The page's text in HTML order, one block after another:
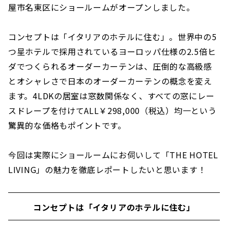
屋市名東区にショールームがオープンしました。
コンセプトは「イタリアのホテルに住む」。世界中の5
つ星ホテルで採用されているヨーロッパ仕様の2.5倍ヒ
ダでつくられるオーダーカーテンは、圧倒的な高級感
とオシャレさで日本のオーダーカーテンの概念を変え
ます。4LDKの居室は窓数関係なく、すべての窓にレー
スドレープを付けてALL￥298,000（税込）均一という
驚異的な価格もポイントです。
今回は実際にショールームにお伺いして「THE HOTEL
LIVING」の魅力を徹底レポートしたいと思います！
コンセプトは「イタリアのホテルに住む」